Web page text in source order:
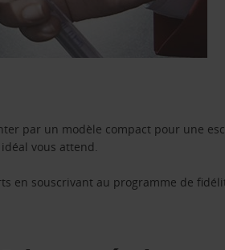
par un modèle compact pour une
vous attend.
en souscrivant au programme de